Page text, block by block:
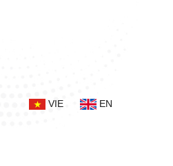
VIE EN